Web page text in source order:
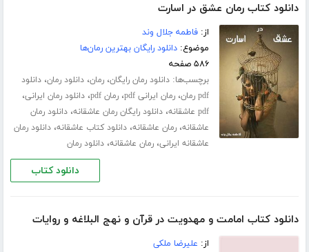
دانلود کتاب رمان عشق در اسارت
از:فاطمه جلال‌ وند
موضوع:دانلود رایگان بهترین رمان‌ها
۵۸۶ صفحه
برچسب‌ها:دانلود رمان رایگان،رمان،دانلود رمان،دانلود
pdf رمان
،رمان ایرانی pdf ،رمان pdf ،دانلود رمان ایرانی،
pdf عاشقانه ،دانلود رایگان رمان عاشقانه،دانلود رمان
عاشقانه،رمان عاشقانه،دانلود کتاب عاشقانه،دانلود رمان
عاشقانه ایرانی،رمان عاشقانه،دانلود رمان
دانلود کتاب
دانلود کتاب امامت و مهدویت در قرآن و نهج البلاغه و روایات
از: علیرضا ملکی